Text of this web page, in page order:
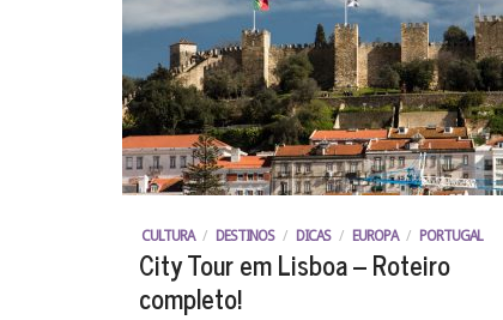
CULTURA / DESTINOS / DICAS / EUROPA / PORTUGAL
City Tour em Lisboa – Roteiro
completo!